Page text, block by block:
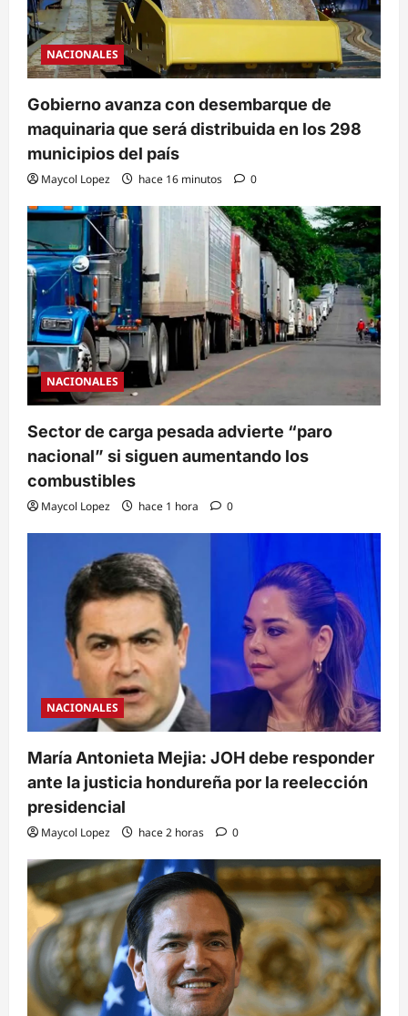
NACIONALES
Gobierno avanza con desembarque de
maquinaria que será distribuida en los 298
municipios del país
Maycol Lopez hace 16 minutos 0
NACIONALES
Sector de carga pesada advierte “paro
nacional” si siguen aumentando los
combustibles
Maycol Lopez hace 1 hora 0
NACIONALES
María Antonieta Mejia: JOH debe responder
ante la justicia hondureña por la reelección
presidencial
Maycol Lopez hace 2 horas 0